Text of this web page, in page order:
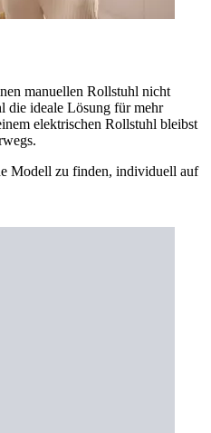
manuellen Rollstuhl nicht
die ideale Lösung für mehr
elektrischen Rollstuhl bleibst
Modell zu finden, individuell auf